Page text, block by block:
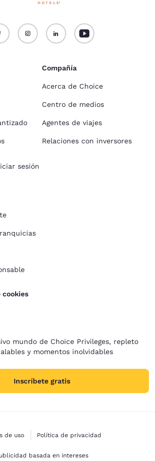
sesión
Compañía
Acerca de Choice
Centro de medios
Agentes de viajes
Relaciones con inversores
cookies
mundo de Choice Privileges, repleto
y momentos inolvidables
Inscríbete gratis
de uso Política de privacidad
basada en intereses